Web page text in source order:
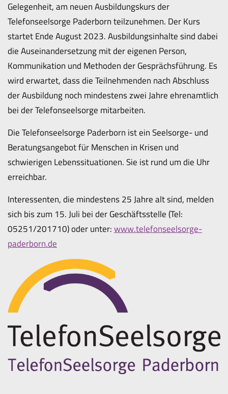
Gelegenheit, am neuen Ausbildungskurs der
Telefonseelsorge Paderborn teilzunehmen. Der Kurs
startet Ende August 2023. Ausbildungsinhalte sind dabei
die Auseinandersetzung mit der eigenen Person,
Kommunikation und Methoden der Gesprächsführung. Es
wird erwartet, dass die Teilnehmenden nach Abschluss
der Ausbildung noch mindestens zwei Jahre ehrenamtlich
bei der Telefonseelsorge mitarbeiten.
Die Telefonseelsorge Paderborn ist ein Seelsorge- und
Beratungsangebot für Menschen in Krisen und
schwierigen Lebenssituationen. Sie ist rund um die Uhr
erreichbar.
Interessenten, die mindestens 25 Jahre alt sind, melden
sich bis zum 15. Juli bei der Geschäftsstelle (Tel:
05251/201710) oder unter:www.telefonseelsorge-
paderborn.de